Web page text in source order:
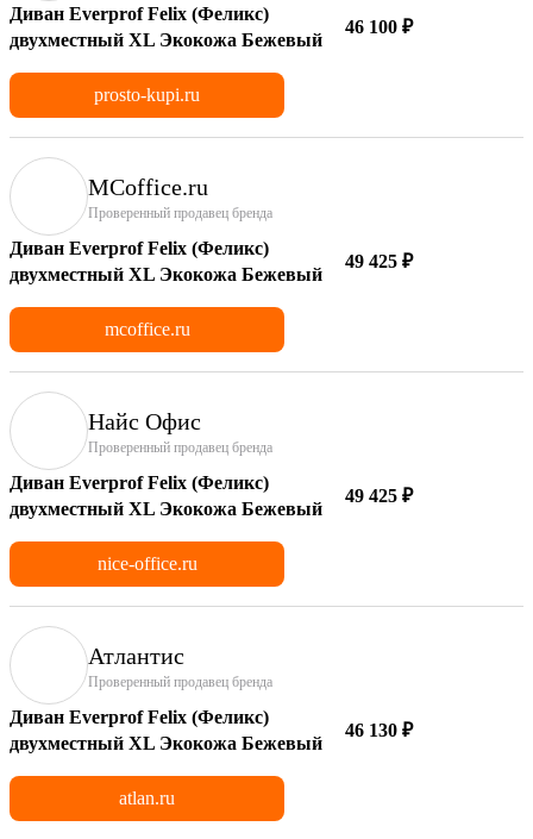
Диван Everprof Felix (Феликс)
двухместный XL Экокожа Бежевый
46 100 ₽
prosto-kupi.ru
MCoffice.ru
Проверенный продавец бренда
Диван Everprof Felix (Феликс)
двухместный XL Экокожа Бежевый
49 425 ₽
mcoffice.ru
Найс Офис
Проверенный продавец бренда
Диван Everprof Felix (Феликс)
двухместный XL Экокожа Бежевый
49 425 ₽
nice-office.ru
Атлантис
Проверенный продавец бренда
Диван Everprof Felix (Феликс)
двухместный XL Экокожа Бежевый
46 130 ₽
atlan.ru